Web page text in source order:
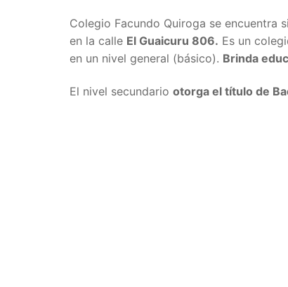
Colegio Facundo Quiroga se encuentra
en la calle El Guaicuru 806. Es un
en un nivel general (básico). Brinda
El nivel secundario otorga el título de